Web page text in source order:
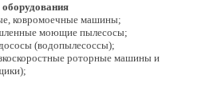
ковромоечные машины;
моющие пылесосы;
(водопылесоссы);
роторные машины и